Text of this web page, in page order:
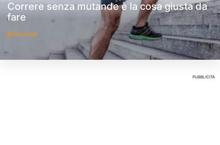
Correre senza mutande è la cosa giusta da
fare
Redazione
PUBBLICITÀ